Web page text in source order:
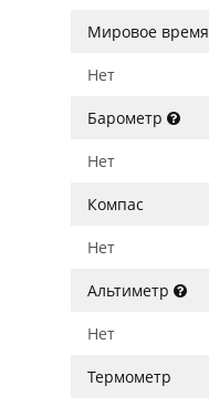
Мировое время
Нет
Барометр
Нет
Компас
Нет
Альтиметр
Нет
Термометр